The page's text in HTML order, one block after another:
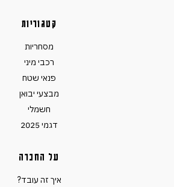
קטגוריות
מסחריות
רכבי מיני
פנאי שטח
מבצעי יבואן
חשמלי
דגמי 2025
על החברה
איך זה עובד?